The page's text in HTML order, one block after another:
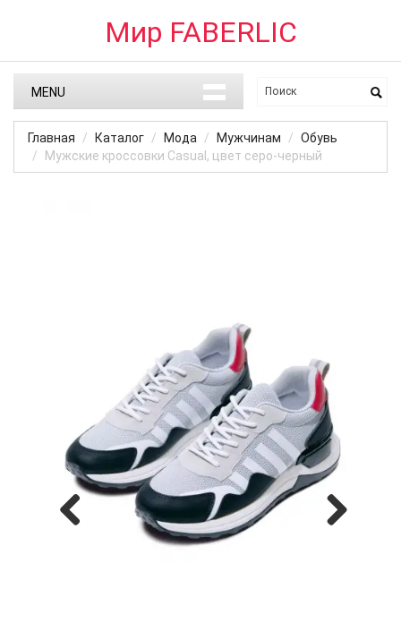
Мир FABERLIC
MENU
Главная Каталог Мода Мужчинам
Обувь
Мужские кроссовки Casual, цвет серо-черный